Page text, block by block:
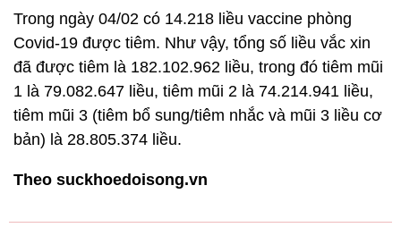
Trong ngày 04/02 có 14.218 liều vaccine phòng
Covid-19 được tiêm. Như vậy, tổng số liều vắc xin
đã được tiêm là 182.102.962 liều, trong đó tiêm mũi
1 là 79.082.647 liều, tiêm mũi 2 là 74.214.941 liều,
tiêm mũi 3 (tiêm bổ sung/tiêm nhắc và mũi 3 liều cơ
bản) là 28.805.374 liều.
Theo suckhoedoisong.vn